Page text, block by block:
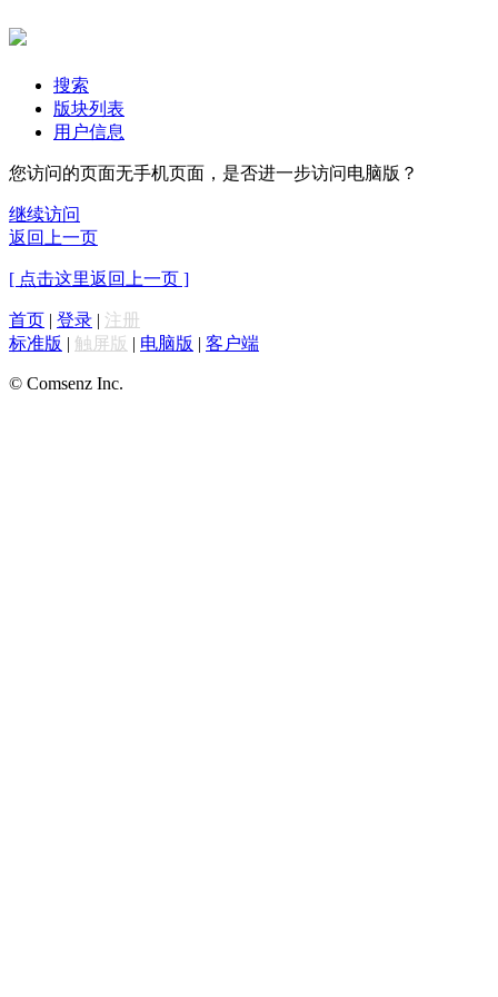
搜索
版块列表
用户信息
您访问的页面无手机页面，是否进一步访问电脑版？
继续访问
返回上一页
[ 点击这里返回上一页 ]
首页 | 登录 | 注册
标准版 | 触屏版 | 电脑版 | 客户端
© Comsenz Inc.